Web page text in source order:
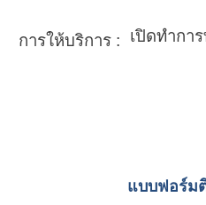
การให้บริการ : เปิดทำกา
แบบฟอร์ม